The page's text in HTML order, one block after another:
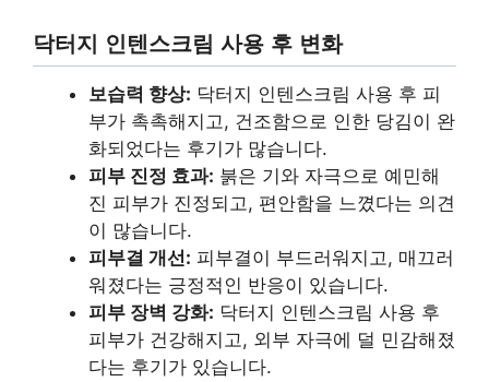
닥터지 인텐스크림 사용 후 변화
보습력 향상: 닥터지 인텐스크림 사용 후 피
부가 촉촉해지고, 건조함으로 인한 당김이 완
화되었다는 후기가 많습니다.
피부 진정 효과: 붉은 기와 자극으로 예민해
진 피부가 진정되고, 편안함을 느꼈다는 의견
이 많습니다.
피부결 개선: 피부결이 부드러워지고, 매끄러
워졌다는 긍정적인 반응이 있습니다.
피부 장벽 강화: 닥터지 인텐스크림 사용 후
피부가 건강해지고, 외부 자극에 덜 민감해졌
다는 후기가 있습니다.